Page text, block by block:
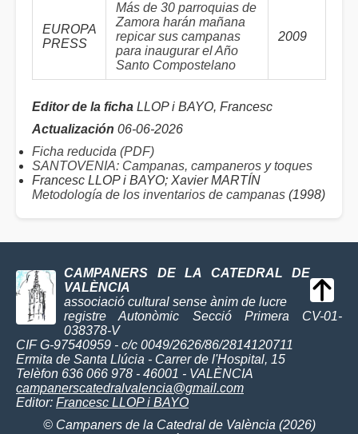
EUROPA
PRESS
Más de 30 parroquias de
Zamora harán mañana
repicar sus campanas
para inaugurar el Año
Santo Compostelano
2009
Editor de la ficha LLOP i BAYO, Francesc
Actualización 06-06-2026
Ficha reducida (PDF)
SANTOVENIA: Campanas, campaneros y toques
Francesc LLOP i BAYO; Xavier MARTÍN
Metodología de los inventarios de campanas (1998)
CAMPANERS DE LA CATEDRAL DE
VALÈNCIA
associació cultural sense ànim de lucre
registre Autonòmic Secció Primera CV-01-
038378-V
CIF G-97540959 - c/c 0049/2626/86/2814120711
Ermita de Santa Llúcia - Carrer de l'Hospital, 15
Telèfon 636 066 978 - 46001 - VALÈNCIA
campanerscatedralvalencia@gmail.com
Editor: Francesc LLOP i BAYO
© Campaners de la Catedral de València (2026)